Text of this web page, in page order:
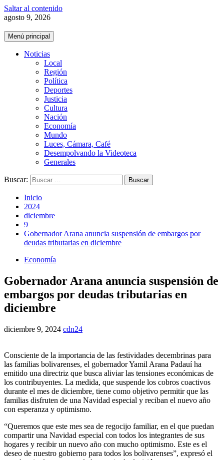
Saltar al contenido
agosto 9, 2026
Menú principal
Noticias
Local
Región
Política
Deportes
Justicia
Cultura
Nación
Economía
Mundo
Luces, Cámara, Café
Desempolvando la Videoteca
Generales
Buscar:
Inicio
2024
diciembre
9
Gobernador Arana anuncia suspensión de embargos por
deudas tributarias en diciembre
Economía
Gobernador Arana anuncia suspensión de
embargos por deudas tributarias en
diciembre
diciembre 9, 2024 cdn24
Consciente de la importancia de las festividades decembrinas para
las familias bolivarenses, el gobernador Yamil Arana Padauí ha
emitido una directriz que busca aliviar las tensiones económicas de
los contribuyentes. La medida, que suspende los cobros coactivos
durante el mes de diciembre, tiene como objetivo permitir que las
familias disfruten de una Navidad especial y reciban el nuevo año
con esperanza y optimismo.
“Queremos que este mes sea de regocijo familiar, en el que puedan
compartir una Navidad especial con todos los integrantes de sus
hogares y recibir un nuevo año con mucho optimismo. Este es el
deseo de nuestro gobierno para todos los bolivarenses”, expresó el